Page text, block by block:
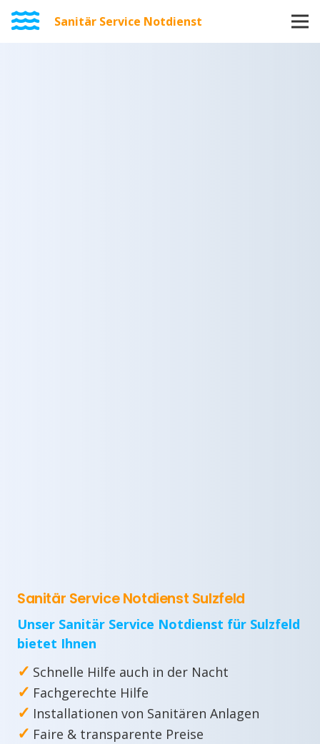
Sanitär Service Notdienst
Sanitär Service Notdienst Sulzfeld
Unser Sanitär Service Notdienst für Sulzfeld
bietet Ihnen
✓ Schnelle Hilfe auch in der Nacht
✓ Fachgerechte Hilfe
✓ Installationen von Sanitären Anlagen
✓ Faire & transparente Preise